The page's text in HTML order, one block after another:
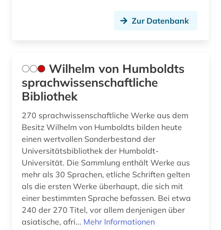
Zur Datenbank
Wilhelm von Humboldts
sprachwissenschaftliche
Bibliothek
270 sprachwissenschaftliche Werke aus dem
Besitz Wilhelm von Humboldts bilden heute
einen wertvollen Sonderbestand der
Universitätsbibliothek der Humboldt-
Universität. Die Sammlung enthält Werke aus
mehr als 30 Sprachen, etliche Schriften gelten
als die ersten Werke überhaupt, die sich mit
einer bestimmten Sprache befassen. Bei etwa
240 der 270 Titel, vor allem denjenigen über
asiatische, afri... Mehr Informationen